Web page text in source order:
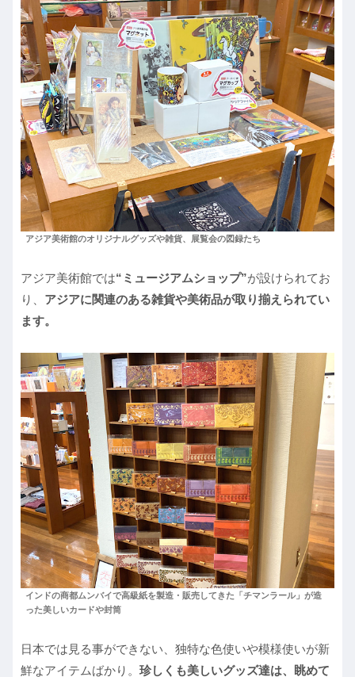
アジア美術館のオリジナルグッズや雑貨、展覧会の図録たち
アジア美術館では“ミュージアムショップ”が設けられてお
り、 アジアに関連のある雑貨や美術品が取り揃えられてい
ます。
インドの商都ムンバイで高級紙を製造・販売してきた「チマンラール」が造
った美しいカードや封筒
日本では見る事ができない、独特な色使いや模様使いが新
鮮なアイテムばかり。 珍しくも美しいグッズ達は、眺めて